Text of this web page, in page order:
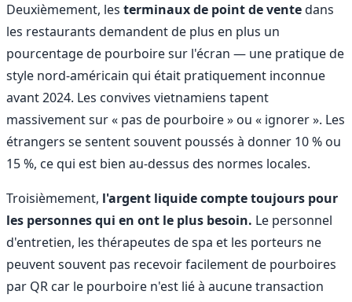
Deuxièmement, les terminaux de point de ventedans
les restaurants demandent de plus en plus un
pourcentage de pourboire sur l'écran — une pratique de
style nord-américain qui était pratiquement inconnue
avant 2024. Les convives vietnamiens tapent
massivement sur « pas de pourboire » ou « ignorer ». Les
étrangers se sentent souvent poussés à donner 10 % ou
15 %, ce qui est bien au-dessus des normes locales.
Troisièmement, l'argent liquide compte toujours pour
les personnes qui en ont le plus besoin. Le personnel
d'entretien, les thérapeutes de spa et les porteurs ne
peuvent souvent pas recevoir facilement de pourboires
par QR car le pourboire n'est lié à aucune transaction